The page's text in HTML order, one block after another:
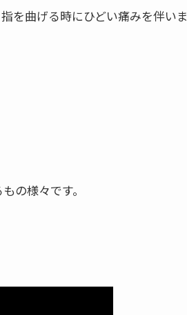
を曲げる時にひどい痛みを伴いま
の様々です。